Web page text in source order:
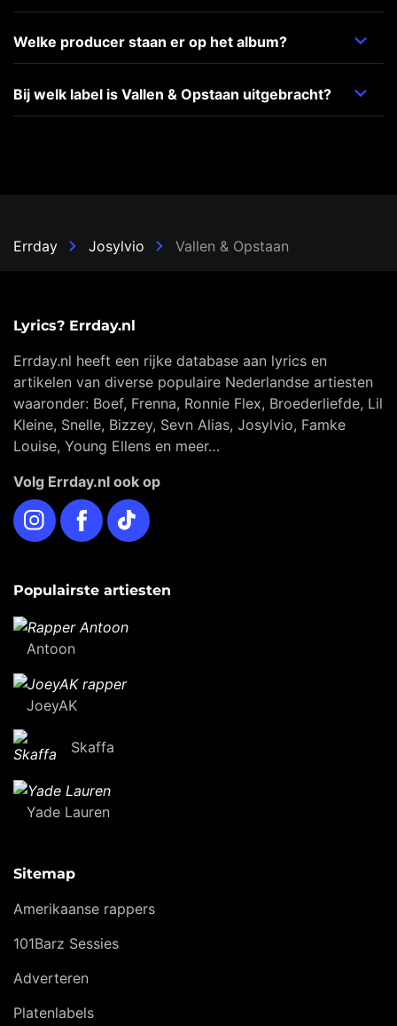
Welke producer staan er op het album?
Bij welk label is Vallen & Opstaan uitgebracht?
Errday Josylvio Vallen & Opstaan
Lyrics? Errday.nl
Errday.nl heeft een rijke database aan lyrics en
artikelen van diverse populaire Nederlandse artiesten
waaronder: Boef, Frenna, Ronnie Flex, Broederliefde, Lil
Kleine, Snelle, Bizzey, Sevn Alias, Josylvio, Famke
Louise, Young Ellens en meer…
Volg Errday.nl ook op
InstagramFacebookTikTok
Populairste artiesten
Antoon
JoeyAK
Skaffa
Yade Lauren
Sitemap
Amerikaanse rappers
101Barz Sessies
Adverteren
Platenlabels